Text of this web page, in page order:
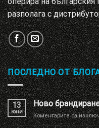
разполага с
ПОСЛЕДНО ОТ
13
юни
Ново
Коментарите са